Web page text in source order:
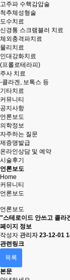
고주파 수핵감압술
척추체성형술
도수치료
신경통 스크램블러 치료
체외충격파치료
물리치료
인대강화치료
(프롤로테라피)
주사 치료
-콜라겐, 보톡스 등
기타치료
커뮤니티
공지사항
언론보도
의학정보
자주하는 질문
제증명발급
온라인상담 및 예약
시술후기
언론보도
Home
커뮤니티
언론보도
언론보도
"스테로이드 안쓰고 콜라
페이지 정보
작성자 관리자 23-12-01
관련링크
목록
본문